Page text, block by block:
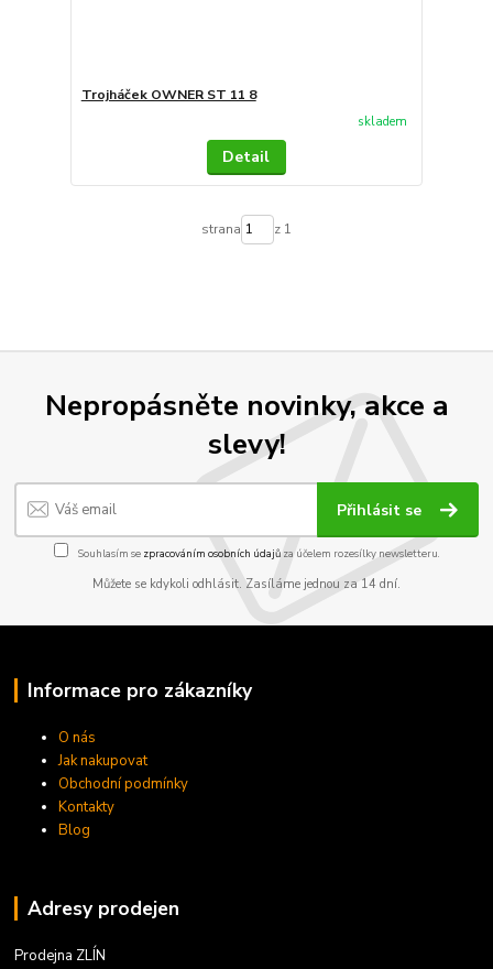
Trojháček OWNER ST 11 8
skladem
Detail
strana z 1
Nepropásněte novinky, akce a
slevy!
Přihlásit se
Souhlasím se zpracováním osobních údajůza účelem rozesílky newsletteru.
Můžete se kdykoli odhlásit. Zasíláme jednou za 14 dní.
Informace pro zákazníky
O nás
Jak nakupovat
Obchodní podmínky
Kontakty
Blog
Adresy prodejen
Prodejna ZLÍN